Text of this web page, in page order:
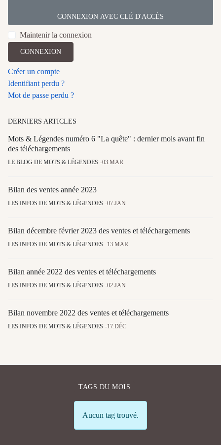
CONNEXION AVEC CLÉ D'ACCÈS
Maintenir la connexion
CONNEXION
Créer un compte
Identifiant perdu ?
Mot de passe perdu ?
DERNIERS ARTICLES
Mots & Légendes numéro 6 "La quête" : dernier mois avant fin
des téléchargements
LE BLOG DE MOTS & LÉGENDES 03.MAR
Bilan des ventes année 2023
LES INFOS DE MOTS & LÉGENDES 07.JAN
Bilan décembre février 2023 des ventes et téléchargements
LES INFOS DE MOTS & LÉGENDES 13.MAR
Bilan année 2022 des ventes et téléchargements
LES INFOS DE MOTS & LÉGENDES 02.JAN
Bilan novembre 2022 des ventes et téléchargements
LES INFOS DE MOTS & LÉGENDES 17.DÉC
TAGS DU MOIS
Info
Aucun tag trouvé.